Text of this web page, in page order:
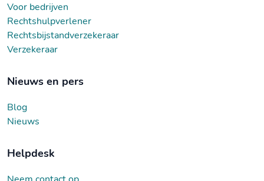
Voor bedrijven
Rechtshulpverlener
Rechtsbijstandverzekeraar
Verzekeraar
Nieuws en pers
Blog
Nieuws
Helpdesk